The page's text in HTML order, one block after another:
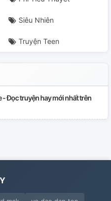
Siêu Nhiên
Truyện Teen
Đọc truyện hay mới nhất trên